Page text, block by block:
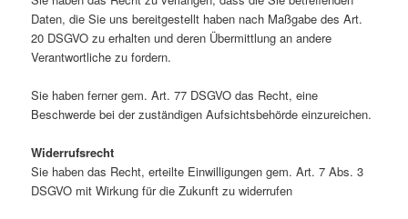
Daten, die Sie uns bereitgestellt haben nach Maßgabe des Art.
20 DSGVO zu erhalten und deren Übermittlung an andere
Verantwortliche zu fordern.
Sie haben ferner gem. Art. 77 DSGVO das Recht, eine
Beschwerde bei der zuständigen Aufsichtsbehörde einzureichen.
Widerrufsrecht
Sie haben das Recht, erteilte Einwilligungen gem. Art. 7 Abs. 3
DSGVO mit Wirkung für die Zukunft zu widerrufen